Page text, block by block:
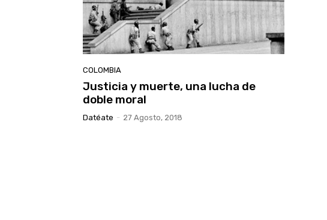
COLOMBIA
Justicia y muerte, una lucha de
doble moral
Datéate - 27 Agosto, 2018